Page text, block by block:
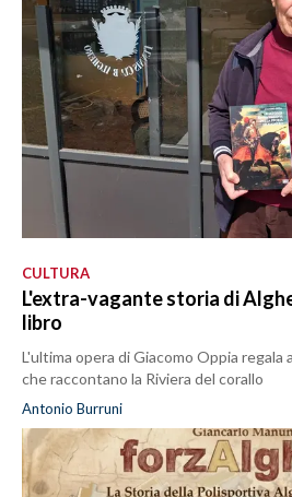
CULTURA
L'extra-vagante storia di
libro
L'ultima opera di Giacomo Oppia
che raccontano la Riviera del corallo
Antonio Burruni